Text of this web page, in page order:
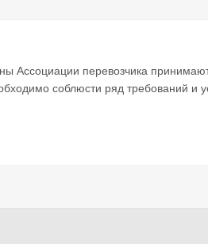
Ассоциации перевозчика
соблюсти ряд требований и